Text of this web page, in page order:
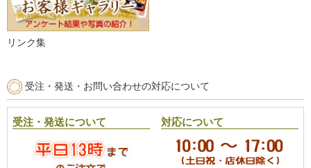
リンク集
受注・発送・お問い合わせの対応について
受注・発送について 対応について